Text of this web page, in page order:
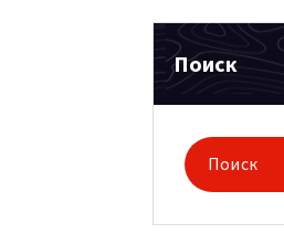
Поиск
Поиск
для: